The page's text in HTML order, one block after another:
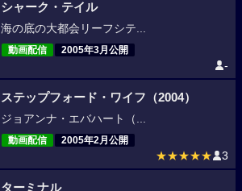
シャーク・テイル
海の底の大都会リーフシテ...
動画配信 2005年3月公開
-
ステップフォード・ワイフ（2004）
ジョアンナ・エバハート（...
動画配信 2005年2月公開
★★★★★ 3
ターミナル